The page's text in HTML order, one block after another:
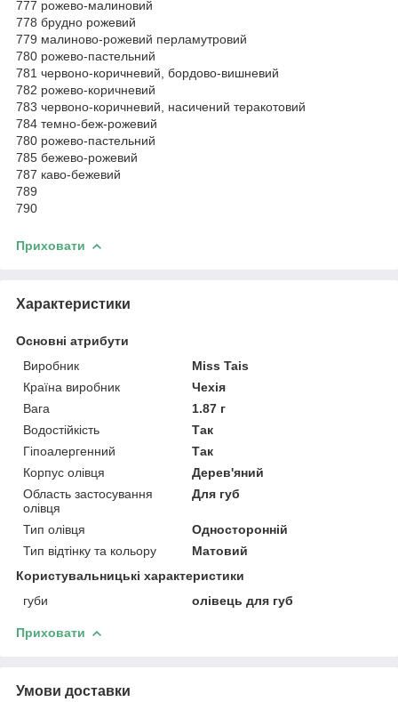
777 рожево-малиновий
778 брудно рожевий
779 малиново-рожевий перламутровий
780 рожево-пастельний
781 червоно-коричневий, бордово-вишневий
782 рожево-коричневий
783 червоно-коричневий, насичений теракотовий
784 темно-беж-рожевий
780 рожево-пастельний
785 бежево-рожевий
787 каво-бежевий
789
790
Приховати
Характеристики
Основні атрибути
Виробник
Miss Tais
Країна виробник
Чехія
Вага
1.87 г
Водостійкість
Так
Гіпоалергенний
Так
Корпус олівця
Дерев'яний
Область застосування
олівця
Для губ
Тип олівця
Односторонній
Тип відтінку та кольору
Матовий
Користувальницькі характеристики
губи
олівець для губ
Приховати
Умови доставки